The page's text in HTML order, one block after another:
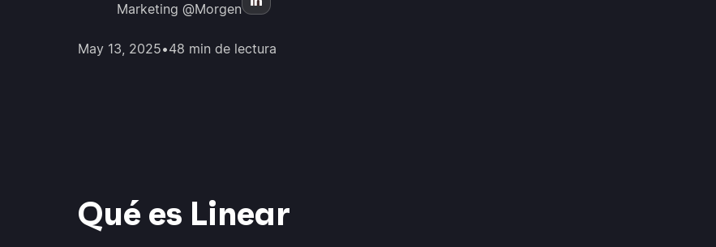
Marketing @Morgen
May 13, 2025•48 min de lectura
Qué es Linear